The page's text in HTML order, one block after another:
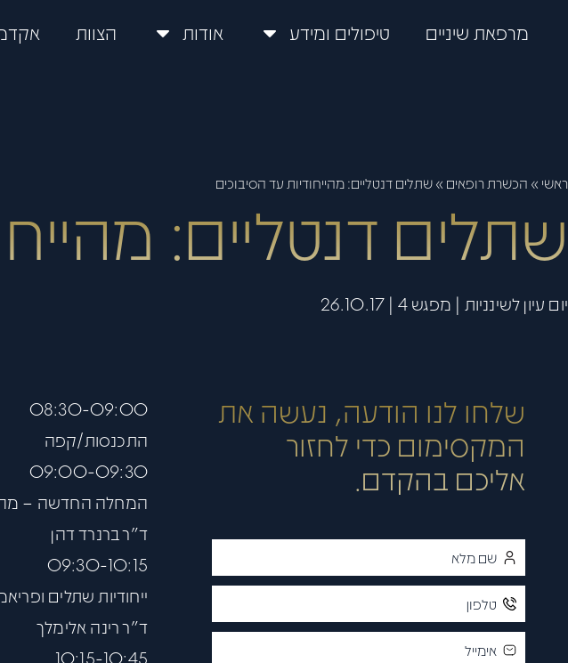
מרפאת שיניים טיפולים ומידע אודות הצוות
ראשי » הכשרת רופאים »שתלים דנטליים: מהייחודיות עד הסיבוכים
שתלים דנטליים:
יום עיון לשינניות | מפגש 4 | 26.10.17
שלחו לנו הודעה, נעשה את
המקסימום כדי לחזור
אליכם בהקדם.
08:30-09:00
התכנסות/קפה
09:00-09:30
המחלה החדשה – מה
ד"ר ברנרד דהן
09:30-10:15
ייחודיות שתלים
ד"ר רינה אלימלך
10:15-10:45